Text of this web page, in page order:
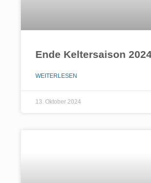
Ende Keltersaison
WEITERLESEN
13. Oktober 2024